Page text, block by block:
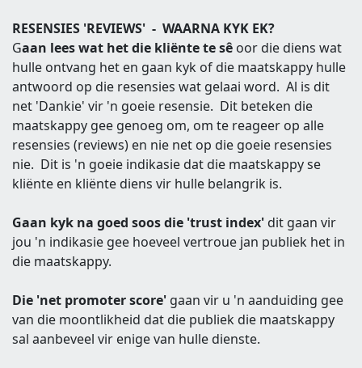
RESENSIES 'REVIEWS' - WAARNA KYK EK?
Gaan lees wat het die kliënte te sê oor die diens wat
hulle ontvang het en gaan kyk of die maatskappy hulle
antwoord op die resensies wat gelaai word. Al is dit
net 'Dankie' vir 'n goeie resensie. Dit beteken die
maatskappy gee genoeg om, om te reageer op alle
resensies (reviews) en nie net op die goeie resensies
nie. Dit is 'n goeie indikasie dat die maatskappy se
kliënte en kliënte diens vir hulle belangrik is.
Gaan kyk na goed soos die 'trust index' dit gaan vir
jou 'n indikasie gee hoeveel vertroue jan publiek het in
die maatskappy.
Die 'net promoter score' gaan vir u 'n aanduiding gee
van die moontlikheid dat die publiek die maatskappy
sal aanbeveel vir enige van hulle dienste.